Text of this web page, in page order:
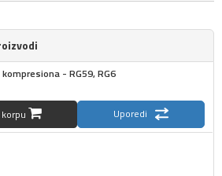
- RG59, RG6
Uporedi